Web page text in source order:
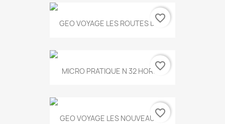
GEO VOYAGE LES ROUTES DE...
favorite_border
MICRO PRATIQUE N 32 HORS...
favorite_border
GEO VOYAGE LES NOUVEAUX...
favorite_border